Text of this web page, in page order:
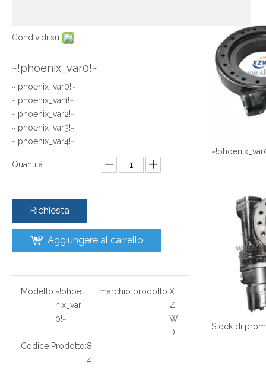
Condividi su:
~!phoenix_var0!~
~!phoenix_var0!~
~!phoenix_var1!~
~!phoenix_var2!~
~!phoenix_var3!~
~!phoenix_var4!~
Quantità:
Richiesta
Aggiungere al carrello
Modello:~!phoe
nix_var
0!~
marchio prodotto:X
Z
W
D
Codice Prodotto:8
4